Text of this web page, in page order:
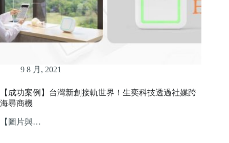
9 8 月, 2021
【成功案例】台灣新創接軌世界！生奕科技透過社媒跨
海尋商機
【圖片與…